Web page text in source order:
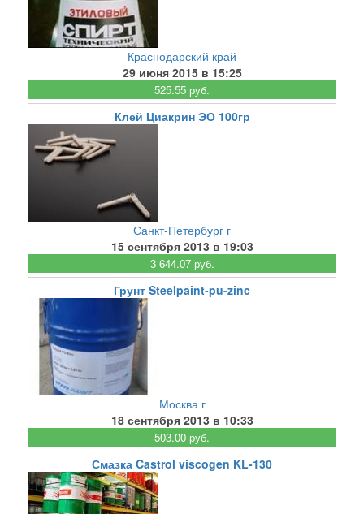
Краснодарский край
29 июня 2015 в 15:25
525.55 руб.
Клей Циакрин ЭО 100гр
Санкт-Петербург г
15 сентября 2013 в 19:03
3 644.07 руб.
Грунт Steelpaint-pu-zinc
Москва г
18 сентября 2013 в 10:33
503.00 руб.
Смазка Castrol viscogen KL-130